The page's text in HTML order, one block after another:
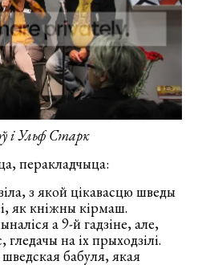
і Ульф Старк
перакладчыца:
з якой цікавасцю шведы
як кніжны кірмаш.
а 9-й гадзіне, але,
на іх прыходзілі.
бабуля, якая